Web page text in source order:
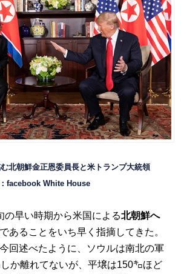
北朝鮮金正恩委員長と米トランプ大統領
facebookWhite House
の早い時期から米国による北朝鮮へ
であることをいち早く指摘してきた。
回述べたように、ソウルは南北の軍
か離れてないが、平壌は150㌔ほど